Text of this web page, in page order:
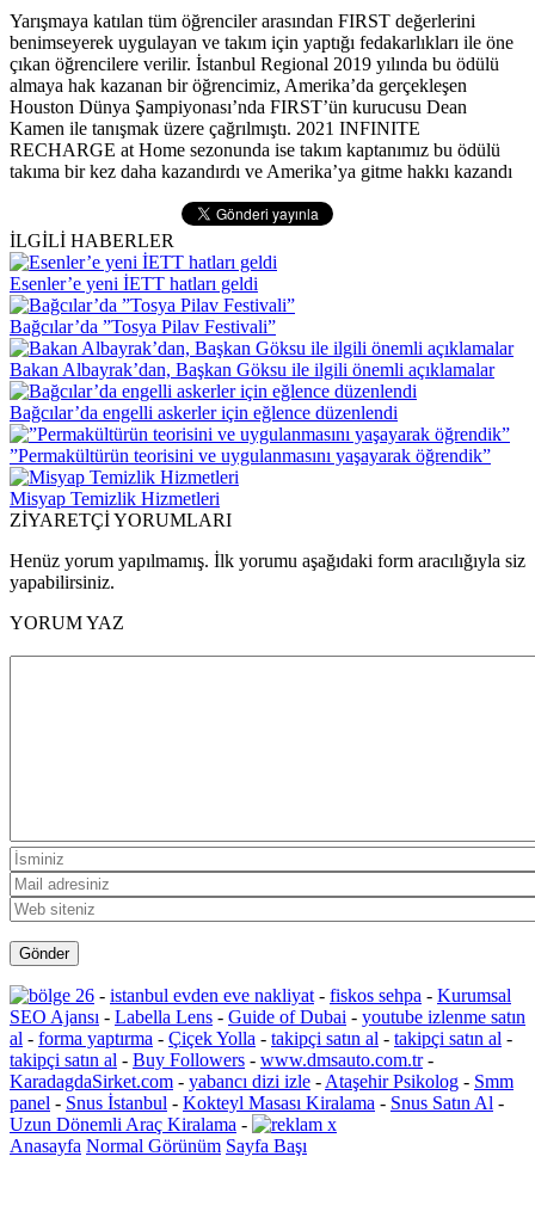
Yarışmaya katılan tüm öğrenciler arasından FIRST değerlerini
benimseyerek uygulayan ve takım için yaptığı fedakarlıkları ile öne
çıkan öğrencilere verilir. İstanbul Regional 2019 yılında bu ödülü
almaya hak kazanan bir öğrencimiz, Amerika’da gerçekleşen
Houston Dünya Şampiyonası’nda FIRST’ün kurucusu Dean
Kamen ile tanışmak üzere çağrılmıştı. 2021 INFINITE
RECHARGE at Home sezonunda ise takım kaptanımız bu ödülü
takıma bir kez daha kazandırdı ve Amerika’ya gitme hakkı kazandı
İLGİLİ HABERLER
Esenler’e yeni İETT hatları geldi
Bağcılar’da ”Tosya Pilav Festivali”
Bakan Albayrak’dan, Başkan Göksu ile ilgili önemli açıklamalar
Bağcılar’da engelli askerler için eğlence düzenlendi
”Permakültürün teorisini ve uygulanmasını yaşayarak öğrendik”
Misyap Temizlik Hizmetleri
ZİYARETÇİ YORUMLARI
Henüz yorum yapılmamış. İlk yorumu aşağıdaki form aracılığıyla siz
yapabilirsiniz.
YORUM YAZ
- istanbul evden eve nakliyat- fiskos sehpa - Kurumsal
SEO Ajansı - Labella Lens - Guide of Dubai - youtube izlenme satın
al - forma yaptırma - Çiçek Yolla - takipçi satın al - takipçi satın al -
takipçi satın al - Buy Followers - www.dmsauto.com.tr-
KaradagdaSirket.com - yabancı dizi izle -Ataşehir Psikolog - Smm
panel - Snus İstanbul - Kokteyl Masası Kiralama - Snus Satın Al -
Uzun Dönemli Araç Kiralama -
Anasayfa Normal Görünüm Sayfa Başı